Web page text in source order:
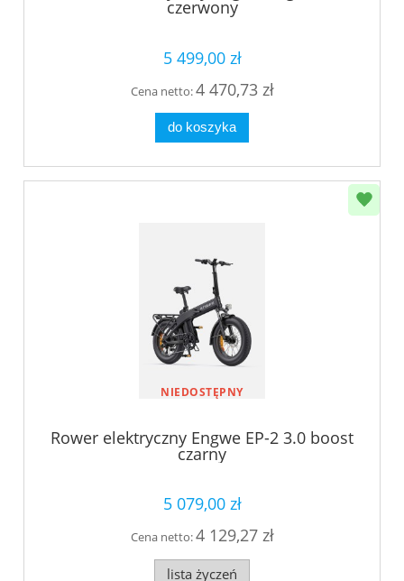
czerwony
5 499,00 zł
Cena netto:4 470,73 zł
do koszyka
NIEDOSTĘPNY
Rower elektryczny Engwe EP-2 3.0 boost
czarny
5 079,00 zł
Cena netto:4 129,27 zł
lista życzeń